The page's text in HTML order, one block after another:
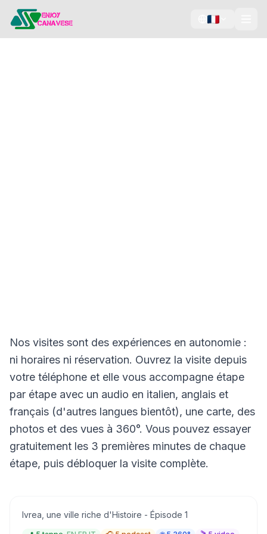
Nos visites sont des expériences en autonomie :
ni horaires ni réservation. Ouvrez la visite depuis
votre téléphone et elle vous accompagne étape
par étape avec un audio en italien, anglais et
français (d'autres langues bientôt), une carte, des
photos et des vues à 360°. Vous pouvez essayer
gratuitement les 3 premières minutes de chaque
étape, puis débloquer la visite complète.
Audio IT · EN · FR
Ivrea, une ville riche d'Histoire - Épisode 1